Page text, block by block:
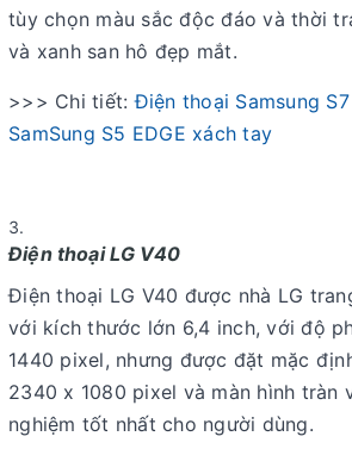
tùy chọn màu sắc độc đáo và thời
và xanh san hô đẹp mắt.
>>> Chi tiết:Điện thoại Samsung
SamSung S5 EDGE xách tay
Điện thoại LG V40
Điện thoại LG V40 được nhà LG
với kích thước lớn 6,4 inch, với độ
1440 pixel, nhưng được đặt mặc
2340 x 1080 pixel và màn hình tràn
nghiệm tốt nhất cho người dùng.